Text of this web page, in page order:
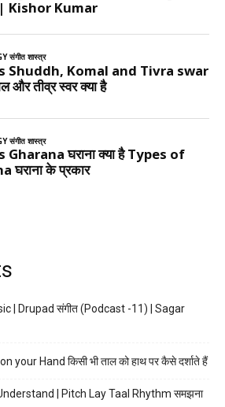
| Drupad संगीत (Podcast -11) | Sagar
your Hand किसी भी ताल को हाथ पर कैसे दर्शाते हैं
| Pitch Lay Taal Rhythm समझना